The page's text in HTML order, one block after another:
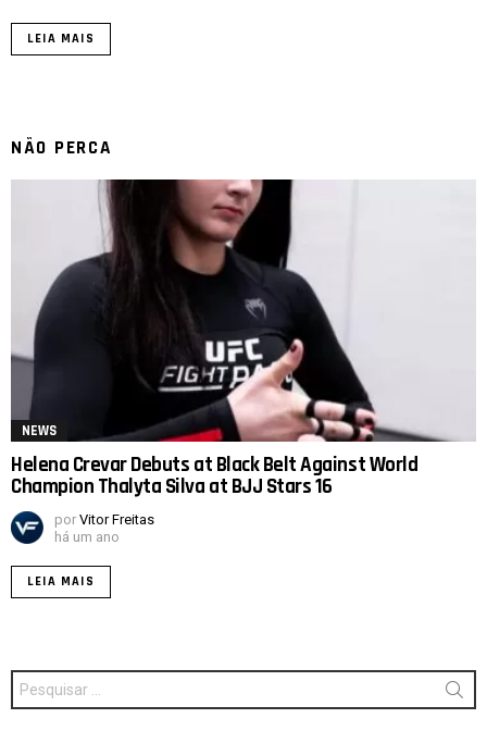
LEIA MAIS
NÃO PERCA
NEWS
Helena Crevar Debuts at Black Belt Against World
Champion Thalyta Silva at BJJ Stars 16
por Vitor Freitas
há um ano
LEIA MAIS
Procurar
por: